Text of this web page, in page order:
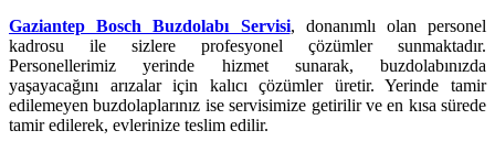
Gaziantep Bosch Buzdolabı Servisi, donanımlı olan personel
kadrosu ile sizlere profesyonel çözümler sunmaktadır.
Personellerimiz yerinde hizmet sunarak, buzdolabınızda
yaşayacağını arızalar için kalıcı çözümler üretir. Yerinde tamir
edilemeyen buzdolaplarınız ise servisimize getirilir ve en kısa sürede
tamir edilerek, evlerinize teslim edilir.